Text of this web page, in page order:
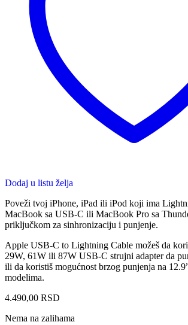
Dodaj u listu želja
Poveži tvoj iPhone, iPad ili iPod koji ima
MacBook sa USB-C ili MacBook Pro sa
priključkom za sinhronizaciju i punjenje.
Apple USB-C to Lightning Cable možeš da
29W, 61W ili 87W USB-C strujni adapter da
ili da koristiš mogućnost brzog punjenja na
modelima.
4.490,00 RSD
Nema na zalihama